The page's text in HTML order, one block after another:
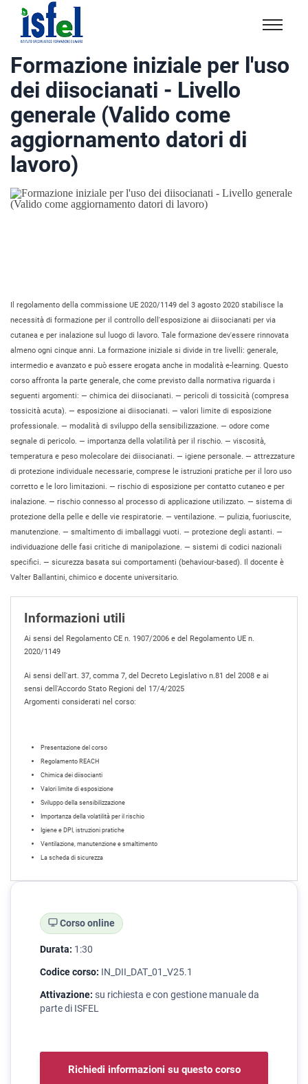
Isfel
Istituto
specialistico
formazione
e
lavoro
Formazione iniziale per l'uso
dei diisocianati - Livello
generale (Valido come
aggiornamento datori di
lavoro)
Il regolamento della commissione UE 2020/1149 del 3 agosto 2020 stabilisce la
necessità di formazione per il controllo dell'esposizione ai diisocianati per via
cutanea e per inalazione sul luogo di lavoro. Tale formazione dev'essere rinnovata
almeno ogni cinque anni. La formazione iniziale si divide in tre livelli: generale,
intermedio e avanzato e può essere erogata anche in modalità e-learning. Questo
corso affronta la parte generale, che come previsto dalla normativa riguarda i
seguenti argomenti: — chimica dei diisocianati. — pericoli di tossicità (compresa
tossicità acuta). — esposizione ai diisocianati. — valori limite di esposizione
professionale. — modalità di sviluppo della sensibilizzazione. — odore come
segnale di pericolo. — importanza della volatilità per il rischio. — viscosità,
temperatura e peso molecolare dei diisocianati. — igiene personale. — attrezzature
di protezione individuale necessarie, comprese le istruzioni pratiche per il loro uso
corretto e le loro limitazioni. — rischio di esposizione per contatto cutaneo e per
inalazione. — rischio connesso al processo di applicazione utilizzato. — sistema di
protezione della pelle e delle vie respiratorie. — ventilazione. — pulizia, fuoriuscite,
manutenzione. — smaltimento di imballaggi vuoti. — protezione degli astanti. —
individuazione delle fasi critiche di manipolazione. — sistemi di codici nazionali
specifici. — sicurezza basata sui comportamenti (behaviour-based). Il docente è
Valter Ballantini, chimico e docente universitario.
Informazioni utili
Ai sensi del Regolamento CE n. 1907/2006 e del Regolamento UE n.
2020/1149
Ai sensi dell'art. 37, comma 7, del Decreto Legislativo n.81 del 2008 e ai
sensi dell'Accordo Stato Regioni del 17/4/2025
Argomenti considerati nel corso:
Presentazione del corso
Regolamento REACH
Chimica dei diisocianti
Valori limite di esposizione
Sviluppo della sensibilizzazione
Importanza della volatilità per il rischio
Igiene e DPI, istruzioni pratiche
Ventilazione, manutenzione e smaltimento
La scheda di sicurezza
Corso online
Durata: 1:30
Codice corso: IN_DII_DAT_01_V25.1
Attivazione: su richiesta e con gestione manuale da
parte di ISFEL
Richiedi informazioni su questo corso